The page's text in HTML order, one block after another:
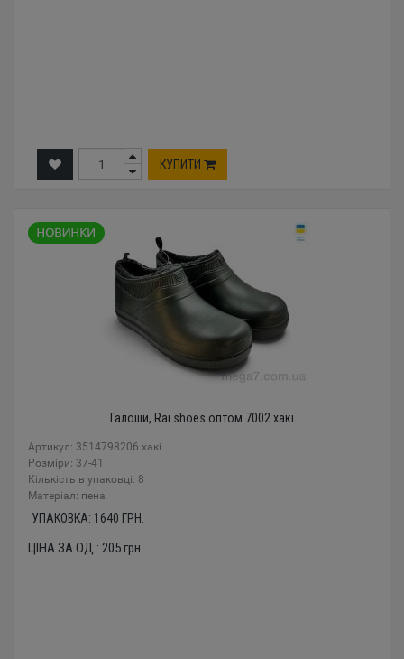
КУПИТИ
Галоши, Rai shoes оптом 7002 хакі
Артикул: 3514798206 хакі
Розміри: 37-41
Кількість в упаковці: 8
Mатеріал: пена
УПАКОВКА: 1640 ГРН.
ЦІНА ЗА ОД.: 205грн.